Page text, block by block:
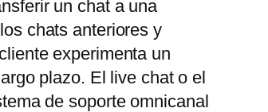
un chat a una
chats anteriores y
experimenta un
plazo. El live chat o el
de soporte omnicanal